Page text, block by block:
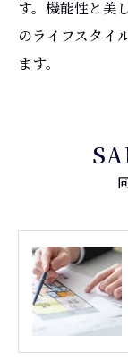
す。機能性と美
のライフスタイ
ます。